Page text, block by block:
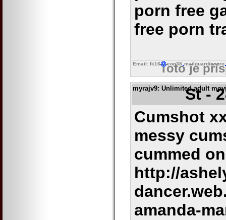
porn free
free porn
Email: lk16 eog38 mailguardianpro
Toto je
myrajv9: Unlimited adult
St -
Cumshot
messy
cummed
http://
amanda-